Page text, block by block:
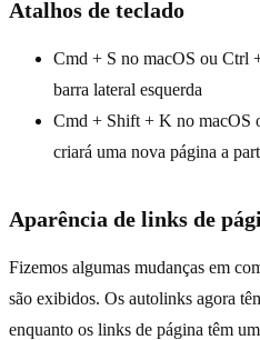
Atalhos de teclado
Cmd + S no macOS ou Ctrl
barra lateral esquerda
Cmd + Shift + K no
criará uma nova página a
Aparência de links de
Fizemos algumas mudanças em
são exibidos. Os autolinks agora
enquanto os links de página têm